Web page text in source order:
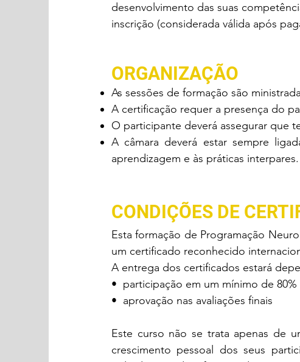
desenvolvimento das suas
inscrição (considerada válida após
ORGANIZAÇÃO
As sessões de formação são
A certificação requer a presença do
O participante deverá assegurar que
A câmara deverá estar sempre
aprendizagem e às práticas interpares.
CONDIÇÕES DE
Esta formação de Programação
um certificado reconhecido
A entrega dos certificados estará
• participação em um mínimo de
• aprovação nas avaliações finais
Este curso não se trata apenas de
crescimento pessoal dos seus